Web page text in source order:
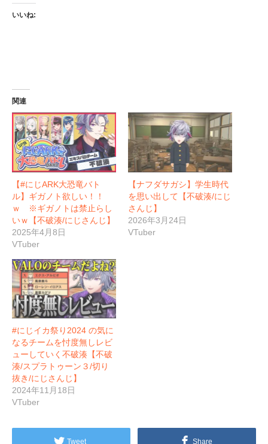
いいね:
関連
【#にじARK大恐竜バト
ル】ギガノト欲しい！！
ｗ ※ギガノトは禁止らし
いｗ【不破湊/にじさんじ】
2025年4月8日
VTuber
【ナフダサガシ】学生時代
を思い出して【不破湊/にじ
さんじ】
2026年3月24日
VTuber
#にじイカ祭り2024 の気に
なるチームを忖度無しレビ
ューしていく不破湊【不破
湊/スプラトゥーン３/切り
抜き/にじさんじ】
2024年11月18日
VTuber
Tweet Share